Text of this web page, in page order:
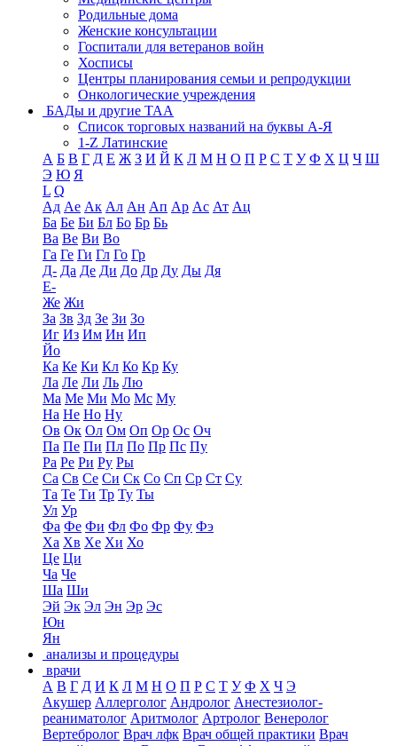
Родильные дома
Женские консультации
Госпитали для ветеранов войн
Хосписы
Центры планирования семьи и репродукции
Онкологические учреждения
БАДы и другие ТАА
Список торговых названий на буквы А-Я
1-Z Латинские
А Б В Г Д Е Ж З И Й К Л М Н О П Р С Т У Ф Х Ц Ч Ш
Э Ю Я
L Q
Ад Ае Ак Ал Ан Ап Ар Ас Ат Ац
Ба Бе Би Бл Бо Бр Бь
Ва Ве Ви Во
Га Ге Ги Гл Го Гр
Д- Да Де Ди До Др Ду Ды Дя
Е-
Же Жи
За Зв Зд Зе Зи Зо
Иг Из Им Ин Ип
Йо
Ка Ке Ки Кл Ко Кр Ку
Ла Ле Ли Ль Лю
Ма Ме Ми Мо Мс Му
На Не Но Ну
Ов Ок Ол Ом Оп Ор Ос Оч
Па Пе Пи Пл По Пр Пс Пу
Ра Ре Ри Ру Ры
Са Св Се Си Ск Со Сп Ср Ст Су
Та Те Ти Тр Ту Ты
Ул Ур
Фа Фе Фи Фл Фо Фр Фу Фэ
Ха Хв Хе Хи Хо
Це Ци
Ча Че
Ша Ши
Эй Эк Эл Эн Эр Эс
Юн
Ян
анализы и процедуры
врачи
А В Г Д И К Л М Н О П Р С Т У Ф Х Ч Э
Акушер Аллерголог Андролог Анестезиолог-
реаниматолог Аритмолог Артролог Венеролог
Вертебролог Врач лфк Врач общей практики Врач